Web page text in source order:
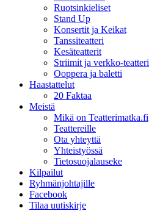
Ruotsinkieliset
Stand Up
Konsertit ja Keikat
Tanssiteatteri
Kesäteatterit
Striimit ja verkko-teatteri
Ooppera ja baletti
Haastattelut
20 Faktaa
Meistä
Mikä on Teatterimatka.fi
Teattereille
Ota yhteyttä
Yhteistyössä
Tietosuojalauseke
Kilpailut
Ryhmänjohtajille
Facebook
Tilaa uutiskirje